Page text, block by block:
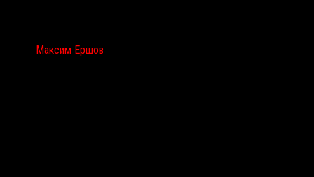
Максим Ершов